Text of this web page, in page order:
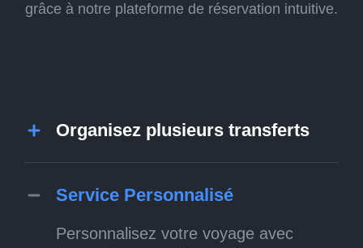
grâce à notre plateforme de réservation intuitive.
Organisez plusieurs transferts
Service Personnalisé
Personnalisez votre voyage avec